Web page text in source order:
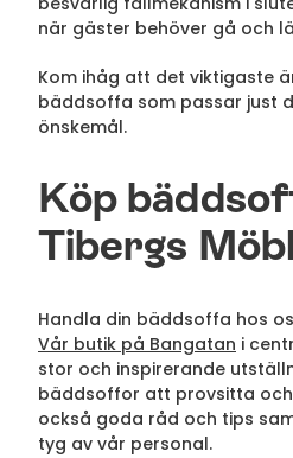
när gäster behöver gå och
Kom ihåg att det viktigaste
bäddsoffa som passar just
önskemål.
Köp
Tibergs
Handla din bäddsoffa hos
Vår butik på Bangatan i
stor och inspirerande
bäddsoffor att provsitta
också goda råd och tips
tyg av vår personal.